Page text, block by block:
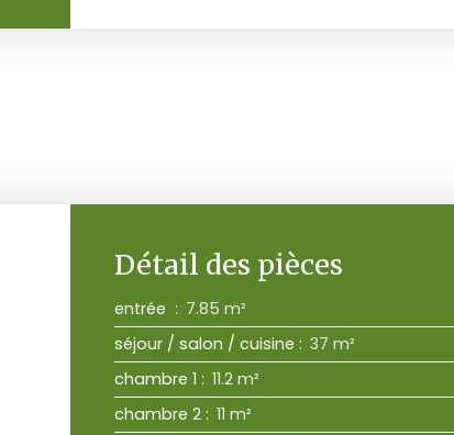
Détail des pièces
entrée : 7.85 m²
séjour / salon / cuisine : 37 m²
chambre 1 : 11.2 m²
chambre 2 : 11 m²